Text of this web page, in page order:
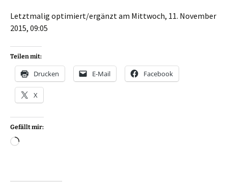
Letztmalig optimiert/ergänzt am Mittwoch, 11. November
2015, 09:05
Teilen mit:
Drucken E-Mail Facebook
X
Gefällt mir:
Wird